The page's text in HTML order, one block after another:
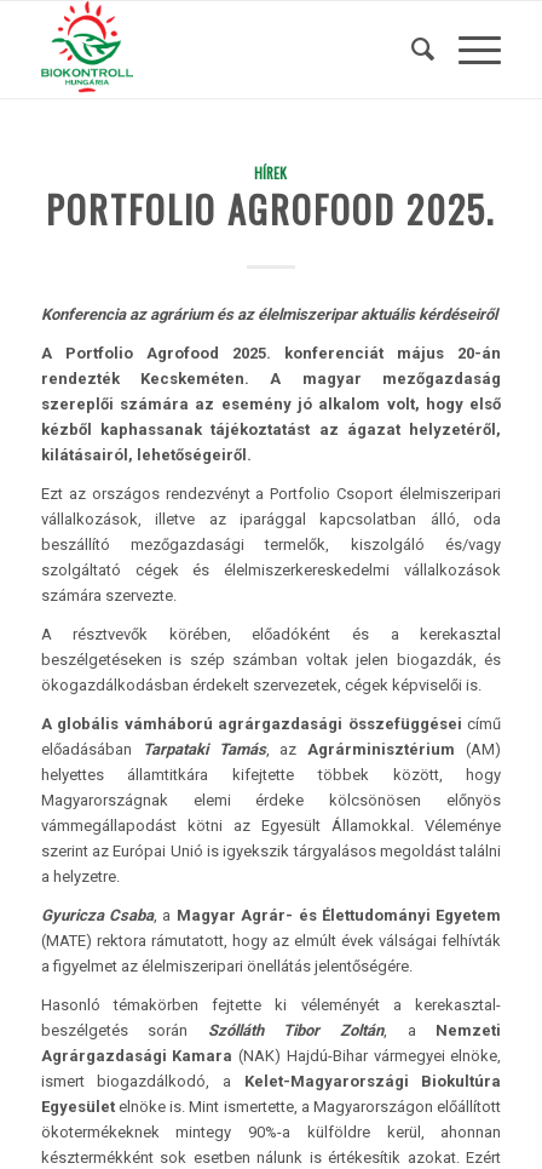
HÍREK
PORTFOLIO AGROFOOD 2025.
Konferencia az agrárium és az élelmiszeripar aktuális kérdéseiről
A Portfolio Agrofood 2025. konferenciát május 20-án
rendezték Kecskeméten. A magyar mezőgazdaság
szereplői számára az esemény jó alkalom volt, hogy első
kézből kaphassanak tájékoztatást az ágazat helyzetéről,
kilátásairól, lehetőségeiről.
Ezt az országos rendezvényt a Portfolio Csoport élelmiszeripari
vállalkozások, illetve az iparággal kapcsolatban álló, oda
beszállító mezőgazdasági termelők, kiszolgáló és/vagy
szolgáltató cégek és élelmiszerkereskedelmi vállalkozások
számára szervezte.
A résztvevők körében, előadóként és a kerekasztal
beszélgetéseken is szép számban voltak jelen biogazdák, és
ökogazdálkodásban érdekelt szervezetek, cégek képviselői is.
A globális vámháború agrárgazdasági összefüggései című
előadásában Tarpataki Tamás, azAgrárminisztérium (AM)
helyettes államtitkára kifejtette többek között, hogy
Magyarországnak elemi érdeke kölcsönösen előnyös
vámmegállapodást kötni az Egyesült Államokkal. Véleménye
szerint az Európai Unió is igyekszik tárgyalásos megoldást találni
a helyzetre.
Gyuricza Csaba, a Magyar Agrár- és Élettudományi Egyetem
(MATE) rektora rámutatott, hogy az elmúlt évek válságai felhívták
a figyelmet az élelmiszeripari önellátás jelentőségére.
Hasonló témakörben fejtette ki véleményét a kerekasztal-
beszélgetés során Szólláth Tibor Zoltán, a Nemzeti
Agrárgazdasági Kamara (NAK) Hajdú-Bihar vármegyei elnöke,
ismert biogazdálkodó, a Kelet-Magyarországi Biokultúra
Egyesületelnöke is. Mint ismertette, a Magyarországon előállított
ökotermékeknek mintegy 90%-a külföldre kerül, ahonnan
késztermékként sok esetben nálunk is értékesítik azokat. Ezért